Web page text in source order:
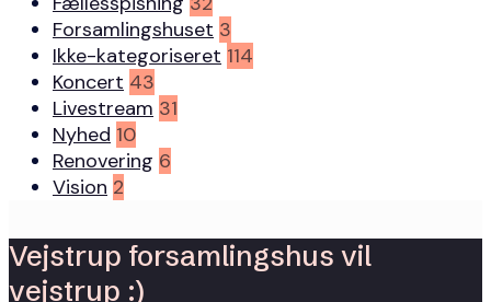
Forsamlingshuset 3
Ikke-kategoriseret 114
Koncert 43
Livestream 31
Nyhed 10
Renovering 6
Vision 2
Vejstrup forsamlingshus vil
vejstrup :)